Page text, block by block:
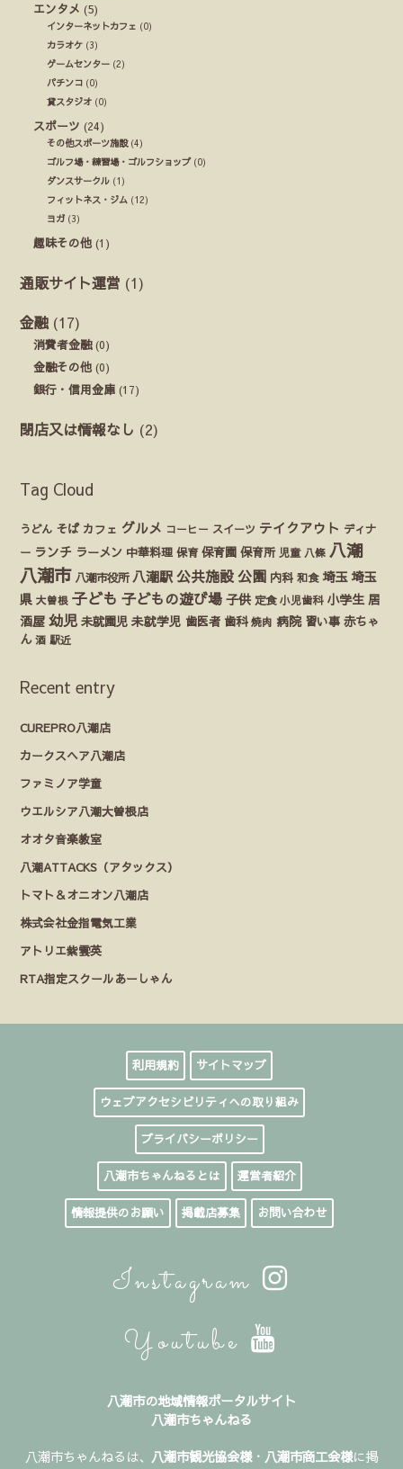
エンタメ (5)
インターネットカフェ (0)
カラオケ (3)
ゲームセンター (2)
パチンコ (0)
貸スタジオ (0)
スポーツ (24)
その他スポーツ施設(4)
ゴルフ場・練習場・ゴルフショップ(0)
ダンスサークル (1)
フィットネス・ジム (12)
ヨガ (3)
趣味その他 (1)
通販サイト運営 (1)
金融 (17)
消費者金融(0)
金融その他 (0)
銀行・信用金庫 (17)
閉店又は情報なし (2)
Tag Cloud
うどん そば カフェ グルメ コーヒー スイーツ テイクアウト ディナ
ー ランチ ラーメン 中華料理 保育 保育園 保育所 児童 八條 八潮
八潮市 八潮市役所 八潮駅 公共施設 公園 内科 和食 埼玉 埼玉
県 大曽根 子ども 子どもの遊び場 子供 定食 小児歯科 小学生 居
酒屋 幼児 未就園児 未就学児 歯医者 歯科 焼肉 病院 習い事 赤ちゃ
ん 酒 駅近
Recent entry
CUREPRO八潮店
カークスヘア八潮店
ファミノア学童
ウエルシア八潮大曽根店
オオタ音楽教室
八潮ATTACKS（アタックス）
トマト＆オニオン八潮店
株式会社金指電気工業
アトリエ紫雲英
RTA指定スクールあーしゃん
利用規約 サイトマップ
ウェブアクセシビリティへの取り組み
プライバシーポリシー
八潮市ちゃんねるとは 運営者紹介
情報提供のお願い 掲載店募集 お問い合わせ
Instagram
Youtube
八潮市の地域情報ポータルサイト
八潮市ちゃんねる
八潮市ちゃんねるは、 八潮市観光協会様・ 八潮市商工会様に掲